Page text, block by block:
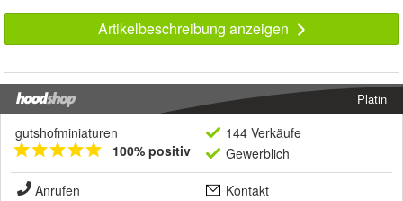
Artikelbeschreibung anzeigen
Platin
gutshofminiaturen
100% positiv
144 Verkäufe
Gewerblich
Anrufen
Kontakt